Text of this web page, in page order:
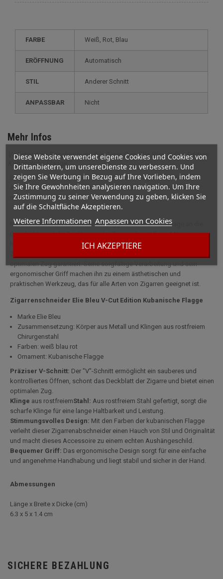
Diese Website verwendet eigene Cookies und Cookies von
Drittanbietern, um unsereDienste zu verbessern. Und
zeigen Sie Werbung in Bezug auf Ihre Vorlieben, indem
Sie Ihre Gewohnheiten analysieren navigation. Um Ihre
Zustimmung zu seiner Verwendung zu geben, klicken Sie
auf die Schaltfläche Akzeptieren.
Weitere Informationen Anpassen von Cookies
ICH AKZEPTIERE
FARBE Weiß, Rot, Blau
ERÖFFNUNG Automatisch
STIL anderer Schnitt
ANPASSBAR nicht
Mehr Infos
Vollständige Beschreibung für Cigar Cup Elie Bleu V-Cut Edition
Kubanische Flagge
Der Zigarrenschneider Elie Bleu V-Cut Cuban Flag ist das ideale
Accessoire für Zigarrenliebhaber, die Präzision und Raffinesse
miteinander verbinden.
Mit den Farben der kubanischen Flagge ist er eine Hommage an die
Geschichte und die Traditionen der Zigarrenherstellung. Mit seiner
hochwertigen Klinge aus rostfreiem Stahl sorgt dieser
optimalen Zug garantiert. Seine sorgfältige Verarbeitung und sein
ergonomischer Griff machen ihn zu einem ästhetischen und
praktischen Werkzeug, das für alle Arten von Zigarren geeignet ist.
Zigarrenschneider Elie Bleu V-Cut Edition Kubanische Flagge
Marke Elie Bleu
Zusammensetzung: Körper aus Metall und Klingen aus rostfreiem
Chirurgenstahl
Farben: weiß blau rot
Ornament: Kubanische Flagge
Präziser V-Schnitt: Der "V"-Schnitt ermöglicht ein sauberes und
kontrolliertes Öffnen, schont das Deckblatt der Zigarre und bietet einen
optimalen Zug.
Klinge aus rostfreiemStahl: Aus rostfreiem Stahl gefertigt, sorgt die
scharfe Klinge für eine lange Haltbarkeit und Leistung.
Stimmungsvolles Design: Mit den Farben der kubanischen Flagge
verleiht dieser Zigarrenabschneider einen Hauch von Stil und Originalität
und macht dieses Accessoire zu einem echten Aushängeschild.
Bequemer Griff: Das ergonomische Design sorgt für eine einfache
und angenehme Handhabung und liegt stabil und sicher in der Hand.
Abmessungen
Länge x Breite x Dicke (cm)
6.3 x 5 x 1.4 cm
SICHERE BEZAHLUNG